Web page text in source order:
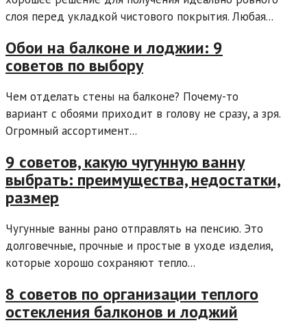
слоя перед укладкой чистового покрытия. Любая...
Обои на балконе и лоджии: 9
советов по выбору
Чем отделать стены на балконе? Почему-то
вариант с обоями приходит в голову не сразу, а зря.
Огромный ассортимент...
9 советов, какую чугунную ванну
выбрать: преимущества, недостатки,
размер
Чугунные ванны рано отправлять на пенсию. Это
долговечные, прочные и простые в уходе изделия,
которые хорошо сохраняют тепло...
8 советов по организации теплого
остекления балконов и лоджий